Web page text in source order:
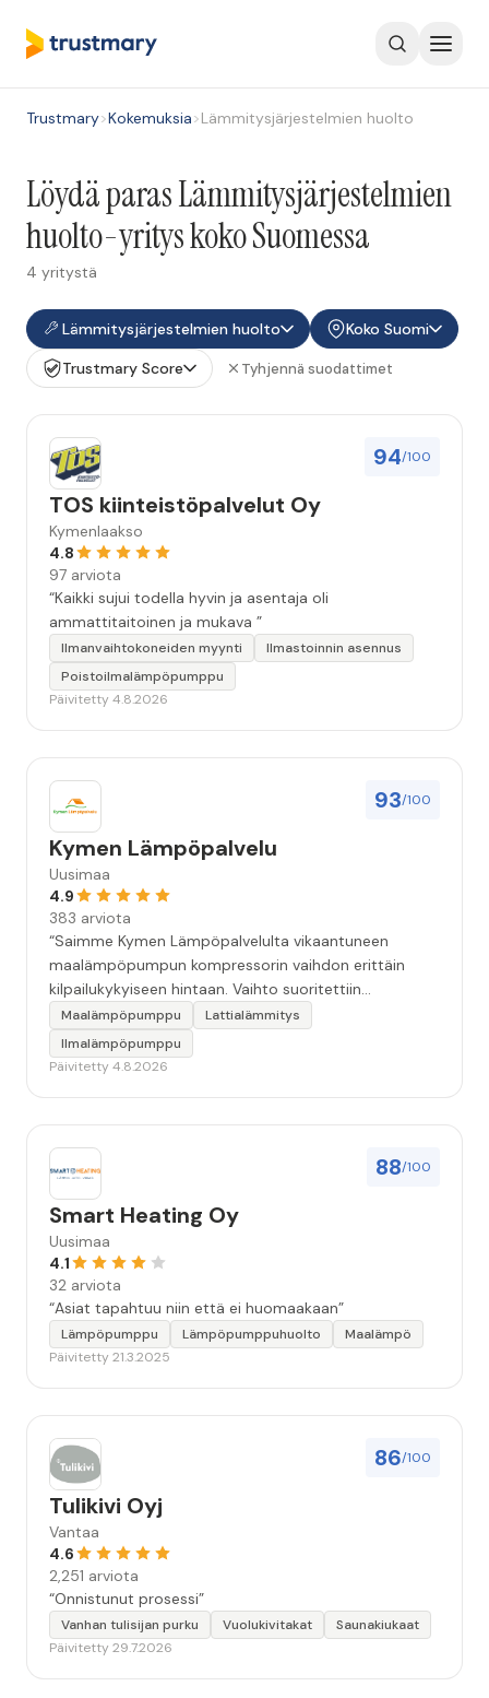
Trustmary>Kokemuksia>Lämmitysjärjestelmien huolto
Löydä paras Lämmitysjärjestelmien
huolto-yritys koko Suomessa
4 yritystä
Lämmitysjärjestelmien huolto
Koko Suomi
Trustmary Score
Tyhjennä suodattimet
94/100
TOS kiinteistöpalvelut Oy
Kymenlaakso
4.8
97 arviota
“Kaikki sujui todella hyvin ja asentaja oli
ammattitaitoinen ja mukava ”
Ilmanvaihtokoneiden myynti
Ilmastoinnin asennus
Poistoilmalämpöpumppu
Päivitetty 4.8.2026
93/100
Kymen Lämpöpalvelu
Uusimaa
4.9
383 arviota
“Saimme Kymen Lämpöpalvelulta vikaantuneen
maalämpöpumpun kompressorin vaihdon erittäin
kilpailukykyiseen hintaan. Vaihto suoritettiin
ammattitaidolla ja ystävällisellä palveluasenteella.
Samalla käynnillä huomattu pikkuvika korjattiin myös.
Jäi tunne että oltiin aidosti kiinnostuneita siitä, että
Maalämpöpumppu
Lattialämmitys
Ilmalämpöpumppu
Päivitetty 4.8.2026
88/100
Smart Heating Oy
Uusimaa
4.1
32 arviota
“Asiat tapahtuu niin että ei huomaakaan”
Lämpöpumppu Lämpöpumppuhuolto
Maalämpö
Päivitetty 21.3.2025
86/100
Tulikivi Oyj
Vantaa
4.6
2,251 arviota
“Onnistunut prosessi”
Vanhan tulisijan purku Vuolukivitakat
Saunakiukaat
Päivitetty 29.7.2026